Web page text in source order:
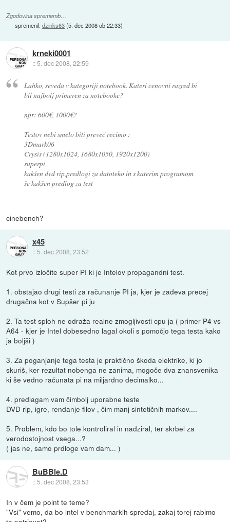
Zgodovina sprememb…
spremenil:dzinks63(5. dec 2008 ob 22:33)
krneki0001
::5. dec 2008, 22:59
Lahko, seveda v kategoriji notebook. Kateri cenovni razred bi
bil najbolj primeren za notebooke?
npr: 600€, 1000€?
Testov nebi smelo biti preveč recimo :
3Dmark06
Crysis (1280x1024, 1680x1050, 1920x1200)
superpi
kakšen dvd rip,predlogi za datoteko in s katerim programom
še kakšen predlog za test
cinebench?
x45
:: 5. dec 2008, 23:52
Kot prvo izločite super PI ki je Intelov propagandni test.
1. obstajao drugi testi za računanje PI ja, kjer je zadeva precej
drugačna kot v Supšer pi ju
2. Ta test sploh ne odraža realne zmogljivosti cpu ja ( primer P4 vs
A64 - kjer je Intel dobesedno lagal okoli s pomočjo tega testa kako
ja boljši )
3. Za poganjanje tega testa je praktično škoda elektrike, ki jo
skuriš, ker rezultat nobenga ne zanima, mogoče dva znansvenika
ki še vedno računata pi na miljardno decimalko...
4. predlagam vam čimbolj uporabne teste
DVD rip, igre, rendanje filov , čim manj sintetičnih markov....
5. Problem, kdo bo tole kontroliral in nadziral, ter skrbel za
verodostojnost vsega...?
( jas ne, samo prdloge vam dam... )
BuBBle.D
::5. dec 2008, 23:53
In v čem je point te teme?
"Vsi" vemo, da bo intel v benchmarkih spredaj, zakaj torej rabimo